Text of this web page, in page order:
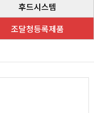
후드시스템
조달청등록제품